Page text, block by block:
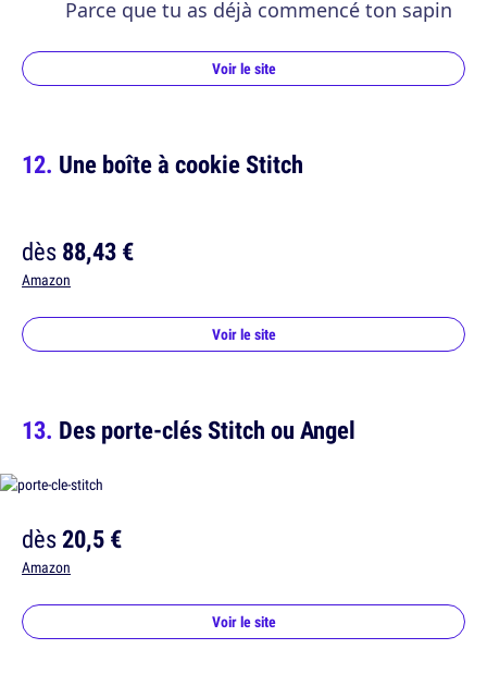
Parce que tu as déjà commencé ton sapin
Voir le site
Une boîte à cookie Stitch
dès88,43 €
Amazon
Voir le site
Des porte-clés Stitch ou Angel
dès20,5 €
Amazon
Voir le site